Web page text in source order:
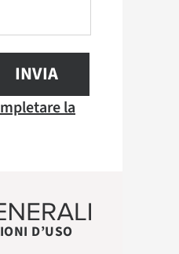
INVIA
la
D’USO